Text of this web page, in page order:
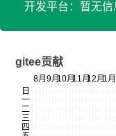
开发平台：暂无信
gitee贡献